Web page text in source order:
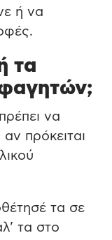
ή να
τα
να
πρόκειται
τα σε
τα στο